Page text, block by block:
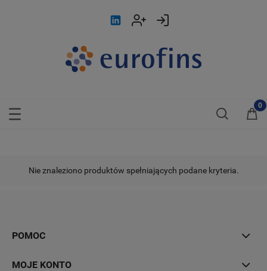
Nie znaleziono produktów spełniających podane kryteria.
POMOC
MOJE KONTO